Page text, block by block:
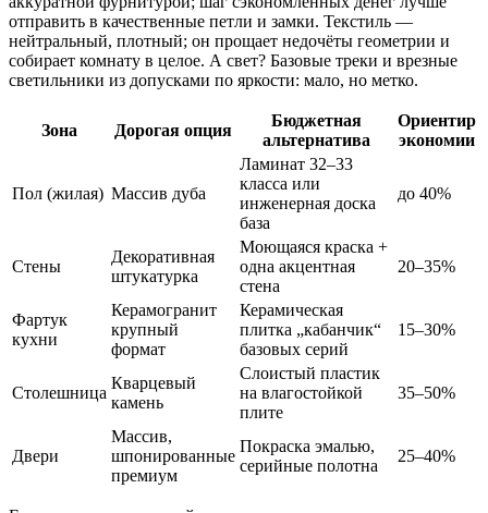
отправить в качественные петли и замки. Текстиль —
нейтральный, плотный; он прощает недочёты геометрии и
собирает комнату в целое. А свет? Базовые треки и врезные
светильники из допусками по яркости: мало, но метко.
Зона Дорогая опция
Бюджетная
альтернатива
Ориентир
экономии
Пол (жилая) Массив дуба
Ламинат 32–33
класса или
инженерная доска
база
до 40%
Стены
Декоративная
штукатурка
Моющаяся краска +
одна акцентная
стена
20–35%
Фартук
кухни
Керамогранит
крупный
формат
Керамическая
плитка „кабанчик“
базовых серий
15–30%
Столешница
Кварцевый
камень
Слоистый пластик
на влагостойкой
плите
35–50%
Двери
Массив,
шпонированные
премиум
Покраска эмалью,
серийные полотна
25–40%